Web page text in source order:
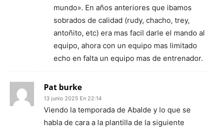
mundo». En años anteriores que ibamos
sobrados de calidad (rudy, chacho, trey,
antoñito, etc) era mas facil darle el mando al
equipo, ahora con un equipo mas limitado
echo en falta un equipo mas de entrenador.
Pat burke
13 junio 2025 En 22:14
Viendo la temporada de Abalde y lo que se
habla de cara a la plantilla de la siguiente